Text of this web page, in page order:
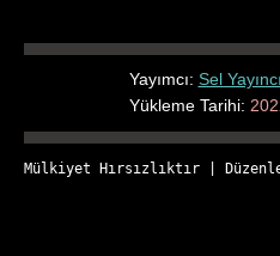
Yayımcı: Sel
Yükleme Tarihi:
Mülkiyet Hırsızlıktır